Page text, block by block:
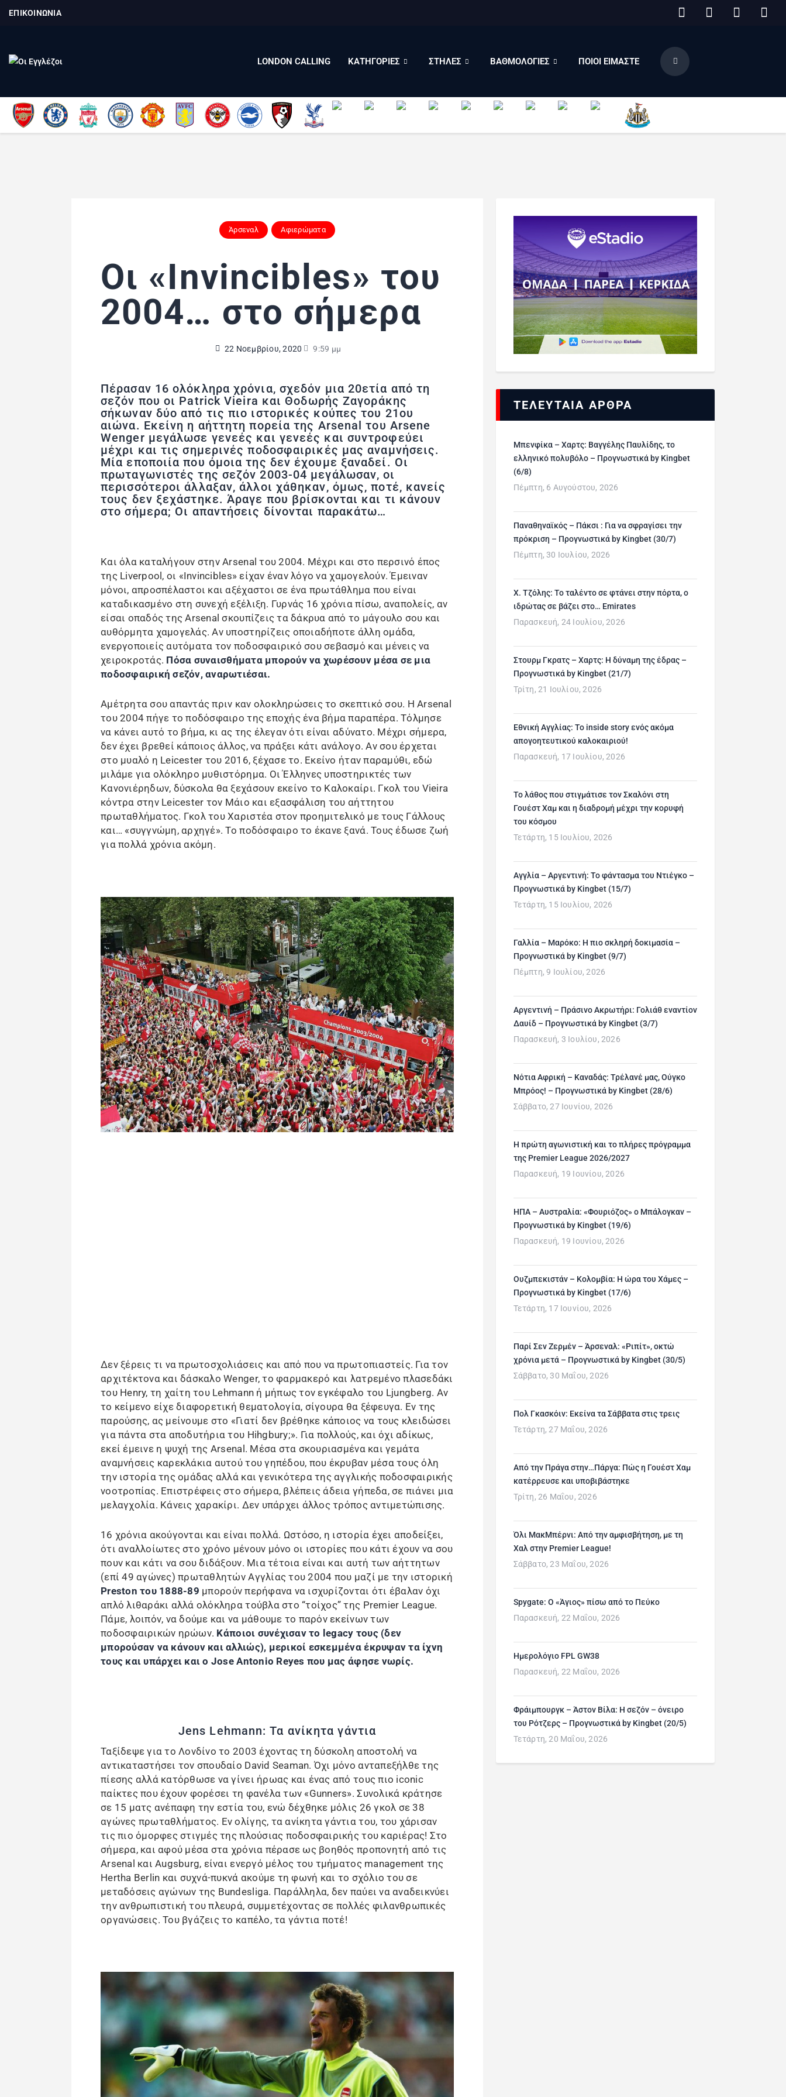
ΕΠΙΚΟΙΝΩΝΙΑ
LONDON CALLING ΚΑΤΗΓΟΡΙΕΣ ΣΤΗΛΕΣ ΒΑΘΜΟΛΟΓΙΕΣ ΠΟΙΟΙ ΕΙΜΑΣΤΕ
Άρσεναλ Αφιερώματα
Οι «Invincibles» του
2004… στο σήμερα
22 Νοεμβρίου, 2020 9:59 μμ
Πέρασαν 16 ολόκληρα χρόνια, σχεδόν μια 20ετία από τη
σεζόν που οι Patrick Vieira και Θοδωρής Ζαγοράκης
σήκωναν δύο από τις πιο ιστορικές κούπες του 21ου
αιώνα. Εκείνη η αήττητη πορεία της Arsenal του Arsene
Wenger μεγάλωσε γενεές και γενεές και συντροφεύει
μέχρι και τις σημερινές ποδοσφαιρικές μας αναμνήσεις.
Μία εποποιία που όμοια της δεν έχουμε ξαναδεί. Οι
πρωταγωνιστές της σεζόν 2003-04 μεγάλωσαν, οι
περισσότεροι άλλαξαν, άλλοι χάθηκαν, όμως, ποτέ, κανείς
τους δεν ξεχάστηκε. Άραγε που βρίσκονται και τι κάνουν
στο σήμερα; Οι απαντήσεις δίνονται παρακάτω…
Και όλα καταλήγουν στην Arsenal του 2004. Μέχρι και στο περσινό έπος
της Liverpool, οι «Invincibles» είχαν έναν λόγο να χαμογελούν. Έμειναν
μόνοι, απροσπέλαστοι και αξέχαστοι σε ένα πρωτάθλημα που είναι
καταδικασμένο στη συνεχή εξέλιξη. Γυρνάς 16 χρόνια πίσω, αναπολείς, αν
είσαι οπαδός της Arsenal σκουπίζεις τα δάκρυα από το μάγουλο σου και
αυθόρμητα χαμογελάς. Αν υποστηρίζεις οποιαδήποτε άλλη ομάδα,
ενεργοποιείς αυτόματα τον ποδοσφαιρικό σου σεβασμό και μένεις να
χειροκροτάς. Πόσα συναισθήματα μπορούν να χωρέσουν μέσα σε μια
ποδοσφαιρική σεζόν, αναρωτιέσαι.
Αμέτρητα σου απαντάς πριν καν ολοκληρώσεις το σκεπτικό σου. Η Arsenal
του 2004 πήγε το ποδόσφαιρο της εποχής ένα βήμα παραπέρα. Τόλμησε
να κάνει αυτό το βήμα, κι ας της έλεγαν ότι είναι αδύνατο. Μέχρι σήμερα,
δεν έχει βρεθεί κάποιος άλλος, να πράξει κάτι ανάλογο. Αν σου έρχεται
στο μυαλό η Leicester του 2016, ξέχασε το. Εκείνο ήταν παραμύθι, εδώ
μιλάμε για ολόκληρο μυθιστόρημα. Οι Έλληνες υποστηρικτές των
Κανονιέρηδων, δύσκολα θα ξεχάσουν εκείνο το Καλοκαίρι. Γκολ του Vieira
κόντρα στην Leicester τον Μάιο και εξασφάλιση του αήττητου
πρωταθλήματος. Γκολ του Χαριστέα στον προημιτελικό με τους Γάλλους
και… «συγγνώμη, αρχηγέ». Το ποδόσφαιρο το έκανε ξανά. Τους έδωσε ζωή
για πολλά χρόνια ακόμη.
Δεν ξέρεις τι να πρωτοσχολιάσεις και από που να πρωτοπιαστείς. Για τον
αρχιτέκτονα και δάσκαλο Wenger, το φαρμακερό και λατρεμένο πλασεδάκι
του Henry, τη χαίτη του Lehmann ή μήπως τον εγκέφαλο του Ljungberg. Αν
το κείμενο είχε διαφορετική θεματολογία, σίγουρα θα ξέφευγα. Εν της
παρούσης, ας μείνουμε στο «Γιατί δεν βρέθηκε κάποιος να τους κλειδώσει
για πάντα στα αποδυτήρια του Hihgbury;». Για πολλούς, και όχι αδίκως,
εκεί έμεινε η ψυχή της Arsenal. Μέσα στα σκουριασμένα και γεμάτα
αναμνήσεις καρεκλάκια αυτού του γηπέδου, που έκρυβαν μέσα τους όλη
την ιστορία της ομάδας αλλά και γενικότερα της αγγλικής ποδοσφαιρικής
νοοτροπίας. Επιστρέφεις στο σήμερα, βλέπεις άδεια γήπεδα, σε πιάνει μια
μελαγχολία. Κάνεις χαρακίρι. Δεν υπάρχει άλλος τρόπος αντιμετώπισης.
16 χρόνια ακούγονται και είναι πολλά. Ωστόσο, η ιστορία έχει αποδείξει,
ότι αναλλοίωτες στο χρόνο μένουν μόνο οι ιστορίες που κάτι έχουν να σου
πουν και κάτι να σου διδάξουν. Μια τέτοια είναι και αυτή των αήττητων
(επί 49 αγώνες) πρωταθλητών Αγγλίας του 2004 που μαζί με την ιστορική
Preston του 1888-89 μπορούν περήφανα να ισχυρίζονται ότι έβαλαν όχι
απλό λιθαράκι αλλά ολόκληρα τούβλα στο “τοίχος” της Premier League.
Πάμε, λοιπόν, να δούμε και να μάθουμε το παρόν εκείνων των
ποδοσφαιρικών ηρώων. Κάποιοι συνέχισαν το legacy τους (δεν
μπορούσαν να κάνουν και αλλιώς), μερικοί εσκεμμένα έκρυψαν τα ίχνη
τους και υπάρχει και ο Jose Antonio Reyes που μας άφησε νωρίς.
Jens Lehmann: Τα ανίκητα γάντια
Ταξίδεψε για το Λονδίνο το 2003 έχοντας τη δύσκολη αποστολή να
αντικαταστήσει τον σπουδαίο David Seaman. Όχι μόνο ανταπεξήλθε της
πίεσης αλλά κατόρθωσε να γίνει ήρωας και ένας από τους πιο iconic
παίκτες που έχουν φορέσει τη φανέλα των «Gunners». Συνολικά κράτησε
σε 15 ματς ανέπαφη την εστία του, ενώ δέχθηκε μόλις 26 γκολ σε 38
αγώνες πρωταθλήματος. Εν ολίγης, τα ανίκητα γάντια του, του χάρισαν
τις πιο όμορφες στιγμές της πλούσιας ποδοσφαιρικής του καριέρας! Στο
σήμερα, και αφού μέσα στα χρόνια πέρασε ως βοηθός προπονητή από τις
Arsenal και Augsburg, είναι ενεργό μέλος του τμήματος management της
Hertha Berlin και συχνά-πυκνά ακούμε τη φωνή και το σχόλιο του σε
μεταδόσεις αγώνων της Bundesliga. Παράλληλα, δεν παύει να αναδεικνύει
την ανθρωπιστική του πλευρά, συμμετέχοντας σε πολλές φιλανθρωπικές
οργανώσεις. Του βγάζεις το καπέλο, τα γάντια ποτέ!
ΤΕΛΕΥΤΑΙΑ ΑΡΘΡΑ
Μπενφίκα – Χαρτς: Βαγγέλης Παυλίδης, το
ελληνικό πολυβόλο – Προγνωστικά by Kingbet
(6/8)
Πέμπτη, 6 Αυγούστου, 2026
Παναθηναϊκός – Πάκσι : Για να σφραγίσει την
πρόκριση – Προγνωστικά by Kingbet (30/7)
Πέμπτη, 30 Ιουλίου, 2026
Χ. Τζόλης: Το ταλέντο σε φτάνει στην πόρτα, ο
ιδρώτας σε βάζει στο… Emirates
Παρασκευή, 24 Ιουλίου, 2026
Στουρμ Γκρατς – Χαρτς: Η δύναμη της έδρας –
Προγνωστικά by Kingbet (21/7)
Τρίτη, 21 Ιουλίου, 2026
Εθνική Αγγλίας: Το inside story ενός ακόμα
απογοητευτικού καλοκαιριού!
Παρασκευή, 17 Ιουλίου, 2026
Το λάθος που στιγμάτισε τον Σκαλόνι στη
Γουέστ Χαμ και η διαδρομή μέχρι την κορυφή
του κόσμου
Τετάρτη, 15 Ιουλίου, 2026
Αγγλία – Αργεντινή: Το φάντασμα του Ντιέγκο –
Προγνωστικά by Kingbet (15/7)
Τετάρτη, 15 Ιουλίου, 2026
Γαλλία – Μαρόκο: Η πιο σκληρή δοκιμασία –
Προγνωστικά by Kingbet (9/7)
Πέμπτη, 9 Ιουλίου, 2026
Αργεντινή – Πράσινο Ακρωτήρι: Γολιάθ εναντίον
Δαυίδ – Προγνωστικά by Kingbet (3/7)
Παρασκευή, 3 Ιουλίου, 2026
Νότια Αφρική – Καναδάς: Τρέλανέ μας, Ούγκο
Μπρόος! – Προγνωστικά by Kingbet (28/6)
Σάββατο, 27 Ιουνίου, 2026
H πρώτη αγωνιστική και το πλήρες πρόγραμμα
της Premier League 2026/2027
Παρασκευή, 19 Ιουνίου, 2026
ΗΠΑ – Αυστραλία: «Φουριόζος» ο Μπάλογκαν –
Προγνωστικά by Kingbet (19/6)
Παρασκευή, 19 Ιουνίου, 2026
Ουζμπεκιστάν – Κολομβία: Η ώρα του Χάμες –
Προγνωστικά by Kingbet (17/6)
Τετάρτη, 17 Ιουνίου, 2026
Παρί Σεν Ζερμέν – Άρσεναλ: «Ριπίτ», οκτώ
χρόνια μετά – Προγνωστικά by Kingbet (30/5)
Σάββατο, 30 Μαΐου, 2026
Πολ Γκασκόιν: Εκείνα τα Σάββατα στις τρεις
Τετάρτη, 27 Μαΐου, 2026
Από την Πράγα στην…Πάργα: Πώς η Γουέστ Χαμ
κατέρρευσε και υποβιβάστηκε
Τρίτη, 26 Μαΐου, 2026
Όλι ΜακΜπέρνι: Aπό την αμφισβήτηση, με τη
Χαλ στην Premier League!
Σάββατο, 23 Μαΐου, 2026
Spygate: Ο «Άγιος» πίσω από το Πεύκο
Παρασκευή, 22 Μαΐου, 2026
Ημερολόγιο FPL GW38
Παρασκευή, 22 Μαΐου, 2026
Φράιμπουργκ – Άστον Βίλα: Η σεζόν – όνειρο
του Ρότζερς – Προγνωστικά by Kingbet (20/5)
Τετάρτη, 20 Μαΐου, 2026